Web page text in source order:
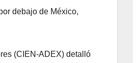
debajo de México,
(CIEN-ADEX) detalló